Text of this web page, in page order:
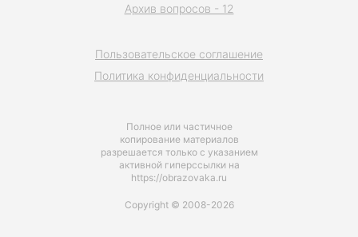
Полное или частичное
копирование материалов
разрешается только с указанием
активной гиперссылки на
https://obrazovaka.ru
Пользовательское соглашение
Политика конфиденциальности
Архив вопросов - 12
Copyright © 2008-2026